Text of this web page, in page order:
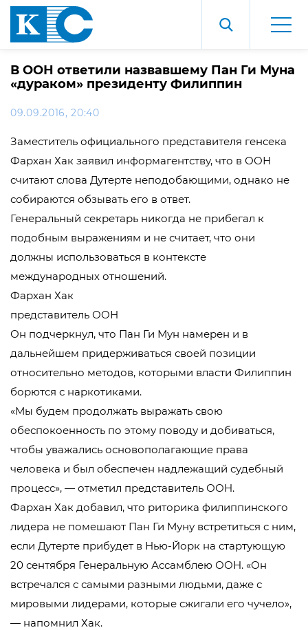
В ООН ответили назвавшему Пан Ги Муна
«дураком» президенту Филиппин
09.09.2016, 20:40
Заместитель официального представителя генсека
Фархан Хак заявил информагентству, что в ООН
считают слова Дутерте неподобающими, однако не
собираются обзывать его в ответ.
Генеральный секретарь никогда не прибегал к
подобным выражениям и не считает, что они
должны использоваться в контексте
международных отношений.
Фархан Хак
представитель ООН
Он подчеркнул, что Пан Ги Мун намерен и в
дальнейшем придерживаться своей позиции
относительно методов, которыми власти Филиппин
борются с наркотиками.
«Мы будем продолжать выражать свою
обеспокоенность по этому поводу и добиваться,
чтобы уважались основополагающие права
человека и был обеспечен надлежащий судебный
процесс», — отметил представитель ООН.
Фархан Хак добавил, что риторика филиппинского
лидера не помешают Пан Ги Муну встретиться с ним,
если Дутерте прибудет в Нью-Йорк на стартующую
20 сентября Генеральную Ассамблею ООН. «Он
встречался с самыми разными людьми, даже с
мировыми лидерами, которые сжигали его чучело»,
— напомнил Хак.